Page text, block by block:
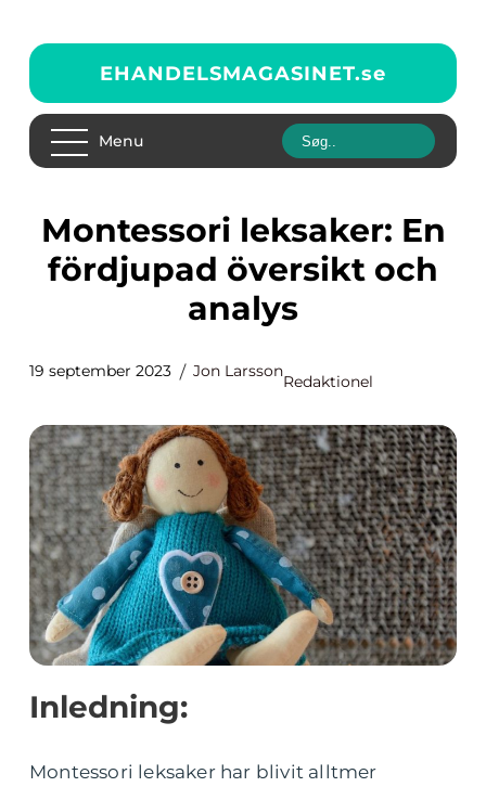
EHANDELSMAGASINET.se
Menu
Montessori leksaker: En
fördjupad översikt och
analys
19 september 2023 Jon Larsson
Redaktionel
Inledning:
Montessori leksaker har blivit alltmer